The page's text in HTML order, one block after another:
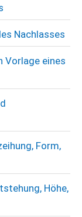
Nachlasses
Vorlage eines
Form,
Höhe,